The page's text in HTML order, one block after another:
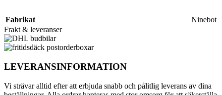
Fabrikat
Ninebot
Frakt & leveranser
LEVERANSINFORMATION
Vi strävar alltid efter att erbjuda snabb och pålitlig leverans av dina